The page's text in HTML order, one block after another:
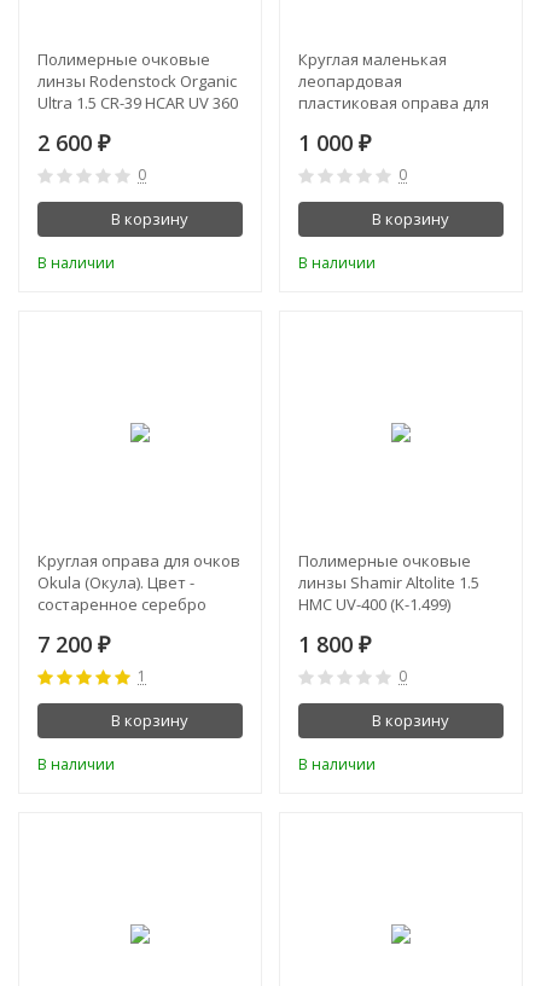
Полимерные очковые
линзы Rodenstock Organic
Ultra 1.5 CR-39 HCAR UV 360
2 600 ₽
0
В корзину
В наличии
Круглая маленькая
леопардовая
пластиковая оправа для
1 000 ₽
0
В корзину
В наличии
Круглая оправа для очков
Okula (Окула). Цвет -
состаренное серебро
7 200 ₽
1
В корзину
В наличии
Полимерные очковые
линзы Shamir Altolite 1.5
HMC UV-400 (K-1.499)
1 800 ₽
0
В корзину
В наличии